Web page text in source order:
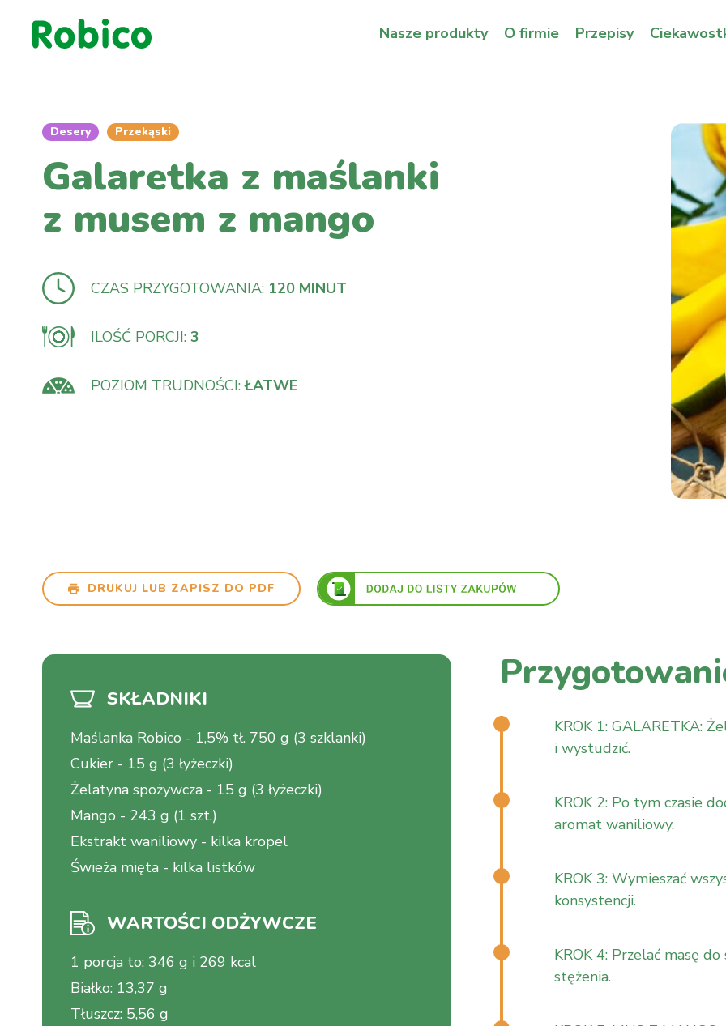
Nasze produkty O firmie Przepisy
Desery Przekąski
Galaretka z maślanki
z musem z mango
CZAS PRZYGOTOWANIA: 120 MINUT
ILOŚĆ PORCJI: 3
POZIOM TRUDNOŚCI: ŁATWE
DRUKUJ LUB ZAPISZ DO PDF
SKŁADNIKI
Maślanka Robico - 1,5% tł. 750 g (3 szklanki)
Cukier - 15 g (3 łyżeczki)
Żelatyna spożywcza - 15 g (3 łyżeczki)
Mango - 243 g (1 szt.)
Ekstrakt waniliowy - kilka kropel
Świeża mięta - kilka listków
WARTOŚCI ODŻYWCZE
1 porcja to: 346 g i 269 kcal
Białko: 13,37 g
Tłuszcz: 5,56 g
KROK 1: GALARETKA:
i wystudzić.
KROK 2: Po tym czasie
aromat waniliowy.
KROK 3: Wymieszać
konsystencji.
KROK 4: Przelać masę
stężenia.